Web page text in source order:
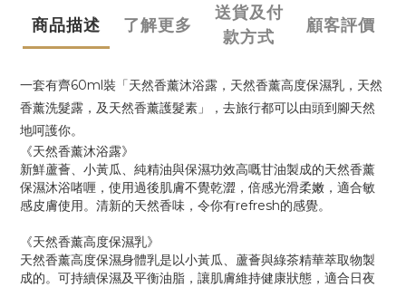
商品描述 了解更多
送貨及付
款方式
顧客評價
一套有齊60ml裝「天然香薰沐浴露，天然香薰高度保濕乳，天然
香薰洗髮露，及天然香薰護髮素」，去旅行都可以由頭到腳天然
地呵護你。
《天然香薰沐浴露》
新鮮蘆薈、小黃瓜、純精油與保濕功效高嘅甘油製成的天然香薰
保濕沐浴啫喱，使用過後肌膚不覺乾澀，倍感光滑柔嫩，適合敏
感皮膚使用。清新的天然香味，令你有refresh的感覺。
《天然香薰高度保濕乳》
天然香薰高度保濕身體乳是以小黃瓜、蘆薈與綠茶精華萃取物製
成的。可持續保濕及平衡油脂，讓肌膚維持健康狀態，適合日夜